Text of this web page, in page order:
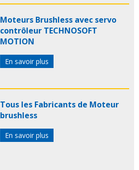
Moteurs Brushless avec servo
contrôleur TECHNOSOFT
MOTION
En savoir plus
Tous les Fabricants de Moteur
brushless
En savoir plus